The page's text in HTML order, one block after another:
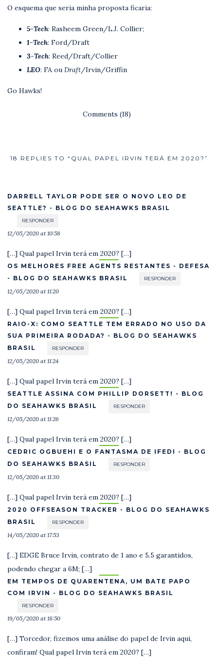
O esquema que seria minha proposta ficaria:
5-Tech: Rasheem Green/L.J. Collier;
1-Tech: Ford/Draft
3-Tech: Reed/Draft/Collier
LEO: FA ou Draft/Irvin/Griffin
Go Hawks!
Comments (18)
18 REPLIES TO “QUAL PAPEL IRVIN TERÁ EM 2020?”
DARRELL TAYLOR PODE SER O NOVO LEO DE
SEATTLE? - BLOG DO SEAHAWKS BRASIL
RESPONDER
12/05/2020 at 10:58
[…] Qual papel Irvin terá em 2020? […]
OS MELHORES FREE AGENTS RESTANTES - DEFESA
- BLOG DO SEAHAWKS BRASIL
RESPONDER
12/05/2020 at 11:20
[…] Qual papel Irvin terá em 2020? […]
RAIO-X: COMO SEATTLE TEM ERRADO NO USO DA
SUA PRIMEIRA RODADA? - BLOG DO SEAHAWKS
BRASIL
RESPONDER
12/05/2020 at 11:24
[…] Qual papel Irvin terá em 2020? […]
SEATTLE ASSINA COM PHILLIP DORSETT! - BLOG
DO SEAHAWKS BRASIL
RESPONDER
12/05/2020 at 11:26
[…] Qual papel Irvin terá em 2020? […]
CEDRIC OGBUEHI E O FANTASMA DE IFEDI - BLOG
DO SEAHAWKS BRASIL
RESPONDER
12/05/2020 at 11:30
[…] Qual papel Irvin terá em 2020? […]
2020 OFFSEASON TRACKER - BLOG DO SEAHAWKS
BRASIL
RESPONDER
14/05/2020 at 17:53
[…] EDGE Bruce Irvin, contrato de 1 ano e 5.5 garantidos,
podendo chegar a 6M; […]
EM TEMPOS DE QUARENTENA, UM BATE PAPO
COM IRVIN - BLOG DO SEAHAWKS BRASIL
RESPONDER
19/05/2020 at 18:50
[…] Torcedor, fizemos uma análise do papel de Irvin aqui,
confiram! Qual papel Irvin terá em 2020? […]